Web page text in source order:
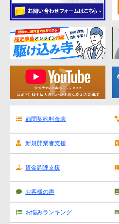
顧問契約料金表
新規開業者支援
資金調達支援
お客様の声
お悩みランキング